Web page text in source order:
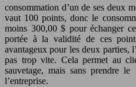
consommation d’un de ses deux
vaut 100 points, donc le
moins 300,00 $ pour échanger
portée à la validité de ces
avantageux pour les deux parties,
pas trop vite. Cela permet au
sauvetage, mais sans prendre
l’entreprise.